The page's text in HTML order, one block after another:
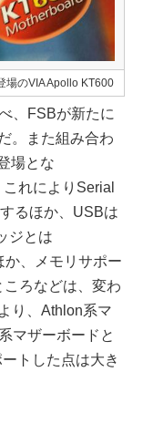
場のVIA Apollo KT600
、FSBが新たに
。また組み合わ
場とな
れによりSerial
るほか、USBは
ジとは
、メモリサポー
ろなどは、変わ
り、Athlon系マ
マザーボードと
トした点は大き